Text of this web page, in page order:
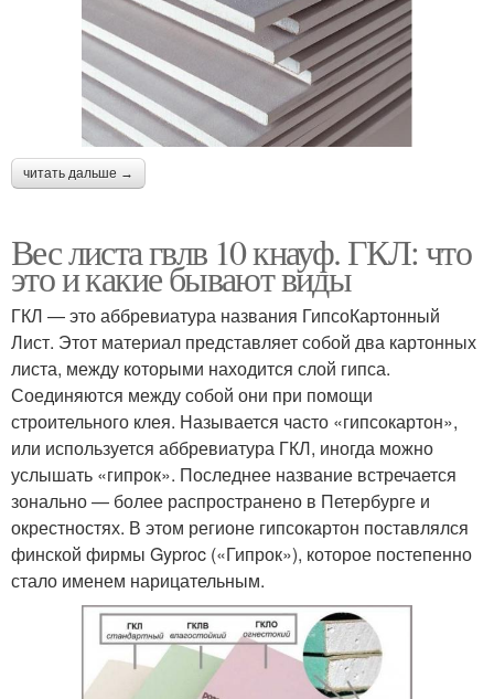
читать дальше →
Вес листа гвлв 10 кнауф. ГКЛ: что
это и какие бывают виды
ГКЛ — это аббревиатура названия ГипсоКартонный
Лист. Этот материал представляет собой два картонных
листа, между которыми находится слой гипса.
Соединяются между собой они при помощи
строительного клея. Называется часто «гипсокартон»,
или используется аббревиатура ГКЛ, иногда можно
услышать «гипрок». Последнее название встречается
зонально — более распространено в Петербурге и
окрестностях. В этом регионе гипсокартон поставлялся
финской фирмы Gyproc («Гипрок»), которое постепенно
стало именем нарицательным.